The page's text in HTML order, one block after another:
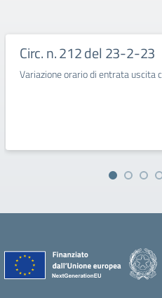
Circ. n. 212 del 23-2-23
Variazione orario di entrata uscita